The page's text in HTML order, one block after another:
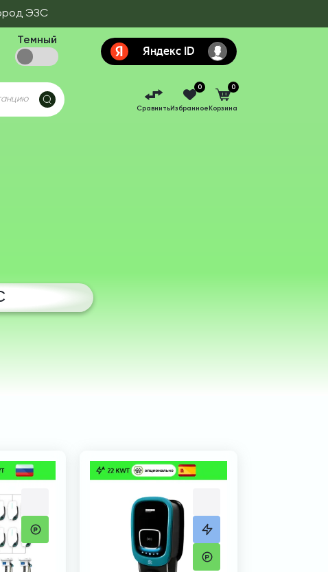
ЭЗС
Темный
Сравнить
0
Избранное
0
Корзина